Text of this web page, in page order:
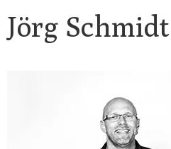
Jörg Schmidt